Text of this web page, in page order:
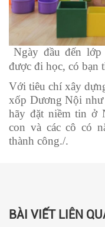
Ngày đầu đến
được đi học, có bạn
Với tiêu chí xây
xốp Dương Nội như
hãy đặt niềm tin ở
con và các cô có
thành công./.
BÀI VIẾT LIÊN